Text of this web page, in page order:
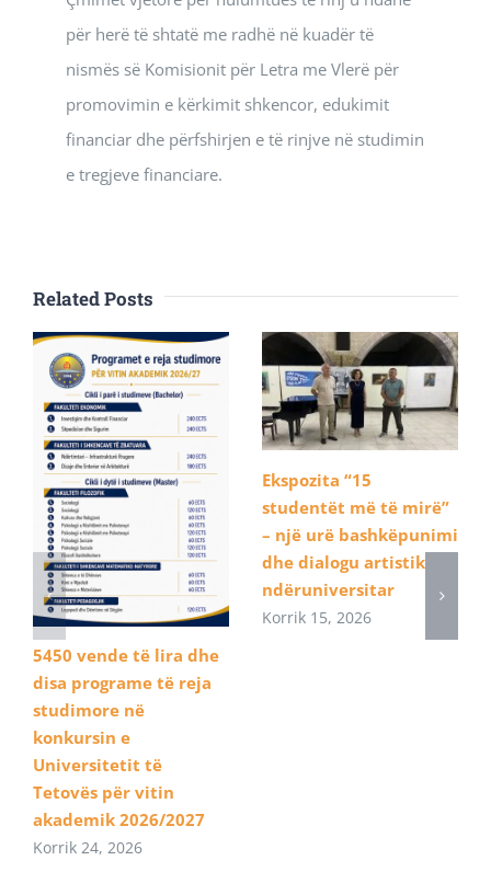
për herë të shtatë me radhë në kuadër të
nismës së Komisionit për Letra me Vlerë për
promovimin e kërkimit shkencor, edukimit
financiar dhe përfshirjen e të rinjve në studimin
e tregjeve financiare.
Related Posts
5450 vende të lira dhe
disa programe të reja
studimore në
konkursin e
Universitetit të
Tetovës për vitin
akademik 2026/2027
Korrik 24, 2026
Ekspozita “15
studentët më të mirë”
– një urë bashkëpunimi
dhe dialogu artistik
ndëruniversitar
Korrik 15, 2026